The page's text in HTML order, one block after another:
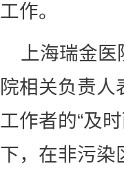
工作。
上海瑞金
院相关负责
工作者的“及
下，在非污染